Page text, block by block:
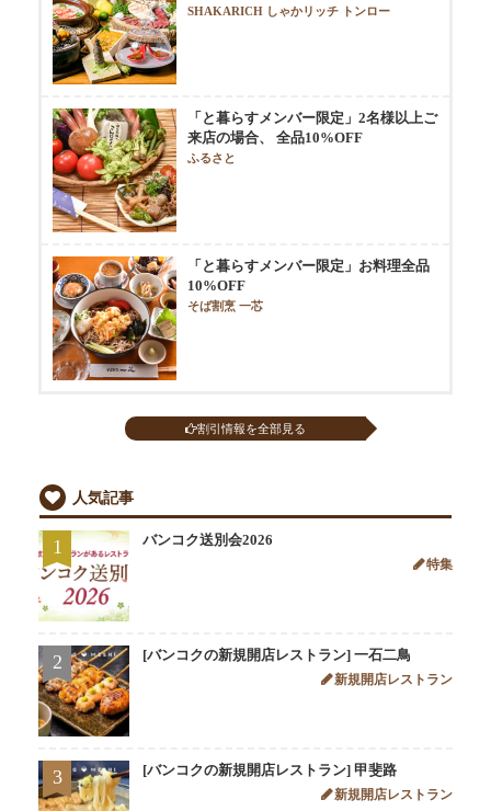
SHAKARICH しゃかリッチ トンロー
「と暮らすメンバー限定」2名様以上ご
来店の場合、 全品10%OFF
ふるさと
「と暮らすメンバー限定」お料理全品
10%OFF
そば割烹 一芯
割引情報を全部見る
人気記事
1 バンコク送別会2026
特集
2 [バンコクの新規開店レストラン] 一石二鳥
新規開店レストラン
3 [バンコクの新規開店レストラン] 甲斐路
新規開店レストラン